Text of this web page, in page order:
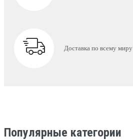
Доставка по всему миру
Популярные категории